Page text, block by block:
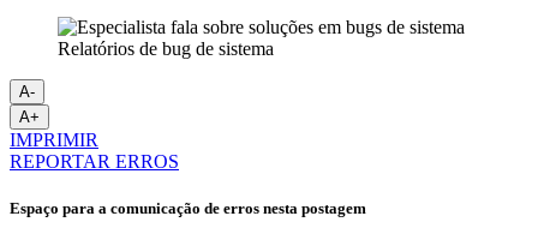
Relatórios de bug de sistema
A-
A+
IMPRIMIR
REPORTAR ERROS
Espaço para a comunicação de erros nesta postagem